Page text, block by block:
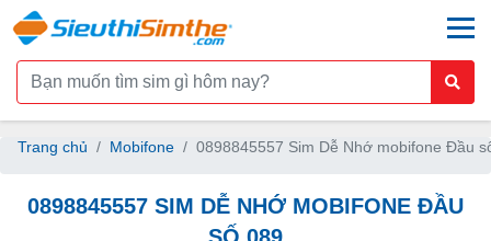
Trang chủ Mobifone 0898845557 Sim Dễ Nhớ mobifone Đầu
0898845557 SIM DỄ NHỚ MOBIFONE ĐẦU